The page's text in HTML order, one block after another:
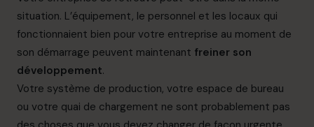
situation. L’équipement, le personnel et les locaux qui
fonctionnaient bien pour votre entreprise au moment de
son démarrage peuvent maintenant freiner son
développement.
Votre système de production, votre espace de bureau
ou votre quai de chargement ne sont probablement pas